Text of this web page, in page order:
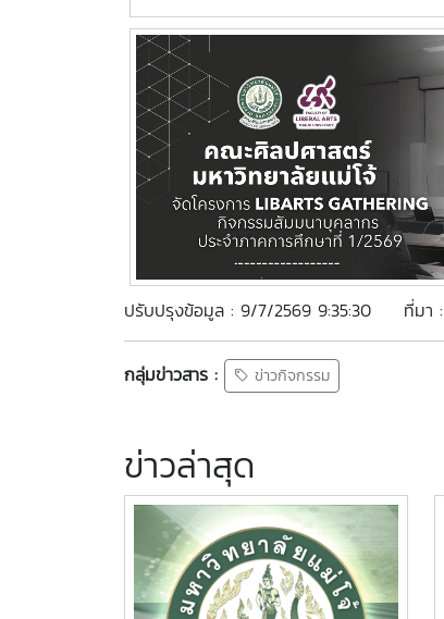
ปรับปรุงข้อมูล : 9/7/2569 9:35:30 ที่มา :
กลุ่มข่าวสาร : ข่าวกิจกรรม
ข่าวล่าสุด